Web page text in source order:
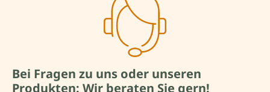
Bei Fragen zu uns oder unseren
Produkten: Wir beraten Sie gern!